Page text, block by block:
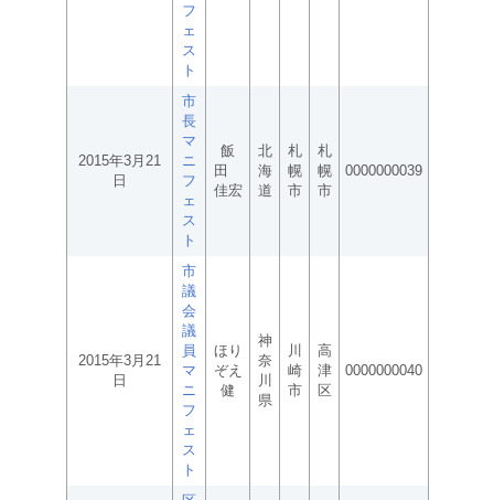
フ
ェ
ス
ト
2015年3月21
日
市
長
マ
ニ
フ
ェ
ス
ト
飯
田
佳宏
北
海
道
札
幌
市
札
幌
市
0000000039
2015年3月21
日
市
議
会
議
員
マ
ニ
フ
ェ
ス
ト
ほり
ぞえ
健
神
奈
川
県
川
崎
市
高
津
区
0000000040